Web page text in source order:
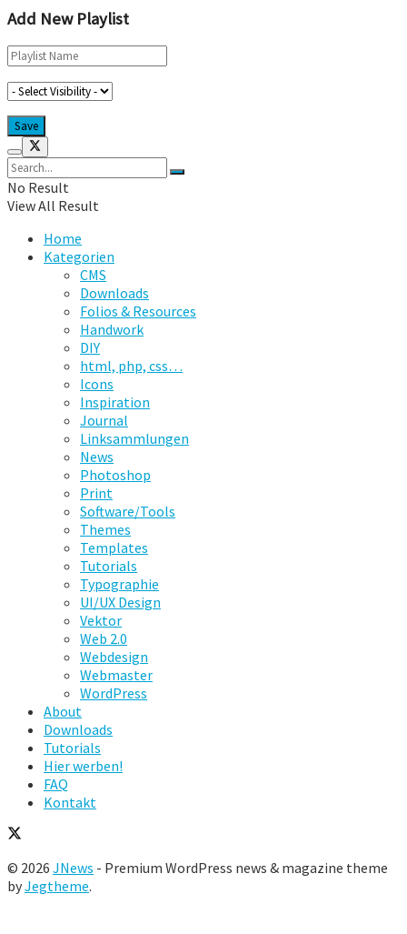
Add New Playlist
No Result
View All Result
Home
Kategorien
CMS
Downloads
Folios & Resources
Handwork
DIY
html, php, css…
Icons
Inspiration
Journal
Linksammlungen
News
Photoshop
Print
Software/Tools
Themes
Templates
Tutorials
Typographie
UI/UX Design
Vektor
Web 2.0
Webdesign
Webmaster
WordPress
About
Downloads
Tutorials
Hier werben!
FAQ
Kontakt
© 2026 JNews - Premium WordPress news & magazine theme
byJegtheme.